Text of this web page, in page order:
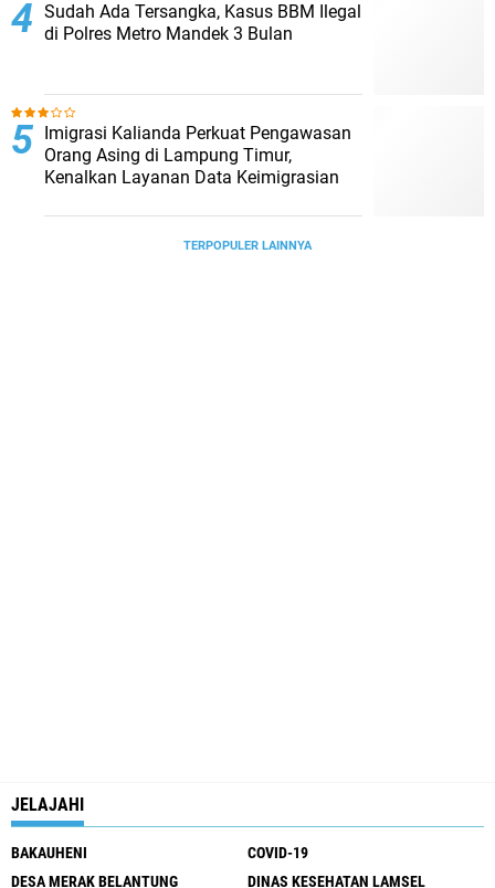
Sudah Ada Tersangka, Kasus BBM Ilegal
di Polres Metro Mandek 3 Bulan
Imigrasi Kalianda Perkuat Pengawasan
Orang Asing di Lampung Timur,
Kenalkan Layanan Data Keimigrasian
TERPOPULER LAINNYA
JELAJAHI
BAKAUHENI
COVID-19
DESA MERAK BELANTUNG
DINAS KESEHATAN LAMSEL